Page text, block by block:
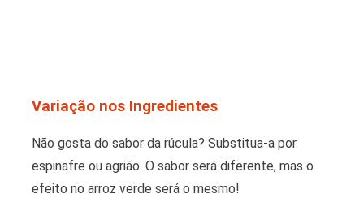
Variação nos Ingredientes
Não gosta do sabor da rúcula? Substitua-a por
espinafre ou agrião. O sabor será diferente, mas o
efeito no arroz verde será o mesmo!